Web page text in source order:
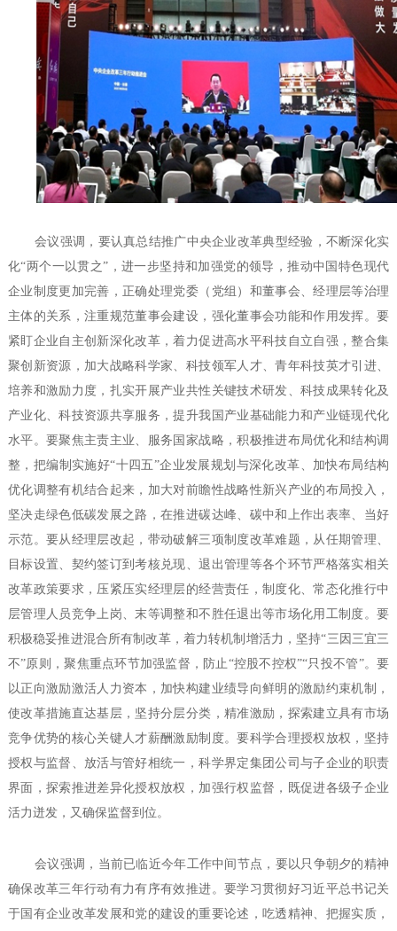
会议强调，要认真总结推广中央企业改革典型经验，不断深化实
化“两个一以贯之”，进一步坚持和加强党的领导，推动中国特色现代
企业制度更加完善，正确处理党委（党组）和董事会、经理层等治理
主体的关系，注重规范董事会建设，强化董事会功能和作用发挥。要
紧盯企业自主创新深化改革，着力促进高水平科技自立自强，整合集
聚创新资源，加大战略科学家、科技领军人才、青年科技英才引进、
培养和激励力度，扎实开展产业共性关键技术研发、科技成果转化及
产业化、科技资源共享服务，提升我国产业基础能力和产业链现代化
水平。要聚焦主责主业、服务国家战略，积极推进布局优化和结构调
整，把编制实施好“十四五”企业发展规划与深化改革、加快布局结构
优化调整有机结合起来，加大对前瞻性战略性新兴产业的布局投入，
坚决走绿色低碳发展之路，在推进碳达峰、碳中和上作出表率、当好
示范。要从经理层改起，带动破解三项制度改革难题，从任期管理、
目标设置、契约签订到考核兑现、退出管理等各个环节严格落实相关
改革政策要求，压紧压实经理层的经营责任，制度化、常态化推行中
层管理人员竞争上岗、末等调整和不胜任退出等市场化用工制度。要
积极稳妥推进混合所有制改革，着力转机制增活力，坚持“三因三宜三
不”原则，聚焦重点环节加强监督，防止“控股不控权”“只投不管”。要
以正向激励激活人力资本，加快构建业绩导向鲜明的激励约束机制，
使改革措施直达基层，坚持分层分类，精准激励，探索建立具有市场
竞争优势的核心关键人才薪酬激励制度。要科学合理授权放权，坚持
授权与监督、放活与管好相统一，科学界定集团公司与子企业的职责
界面，探索推进差异化授权放权，加强行权监督，既促进各级子企业
活力迸发，又确保监督到位。
会议强调，当前已临近今年工作中间节点，要以只争朝夕的精神
确保改革三年行动有力有序有效推进。要学习贯彻好习近平总书记关
于国有企业改革发展和党的建设的重要论述，吃透精神、把握实质，